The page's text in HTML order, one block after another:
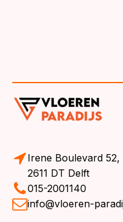
Irene Boulevard 52,
2611 DT Delft
015-2001140
info@vloeren-